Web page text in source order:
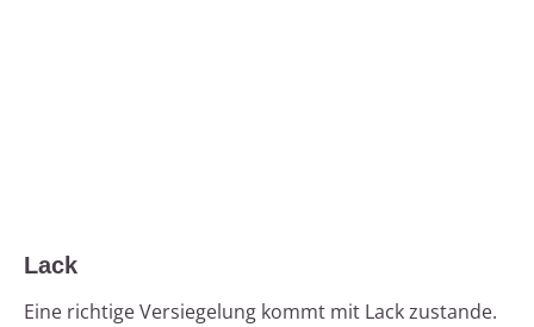
Lack
Eine richtige Versiegelung kommt mit Lack zustande.